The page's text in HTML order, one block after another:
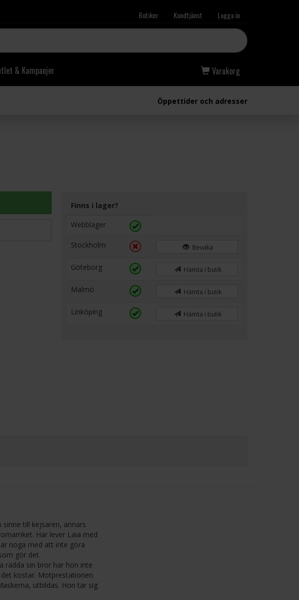
Butiker Kundtjänst Logga in
& Kampanjer Varukorg
Öppettider och adresser
Finns i lager?
Webblager
Stockholm Bevaka
Göteborg Hämta i butik
Malmö Hämta i butik
Linköping Hämta i butik
till kejsaren, annars
Här lever Laia med
noga med att inte göra
gör det.
rädda sin bror har hon inte
kostar. Motprestationen
utbildas. Hon tar sig